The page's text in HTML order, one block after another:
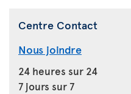
Centre Contact
Nous joindre
24 heures sur 24
7 jours sur 7